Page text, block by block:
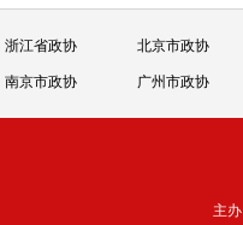
浙江省政协 北京市政协
南京市政协 广州市政协
主